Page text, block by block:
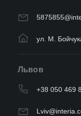
ул. М.
Львов
+38 050 469